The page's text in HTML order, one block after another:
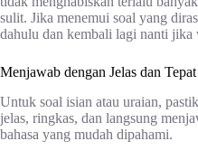
sulit. Jika menemui soal yang
dahulu dan kembali lagi nanti jika
Menjawab dengan Jelas dan Tepat
Untuk soal isian atau uraian,
jelas, ringkas, dan langsung
bahasa yang mudah dipahami.